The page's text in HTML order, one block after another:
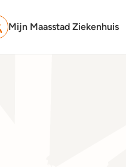
Mijn Maasstad Ziekenhuis